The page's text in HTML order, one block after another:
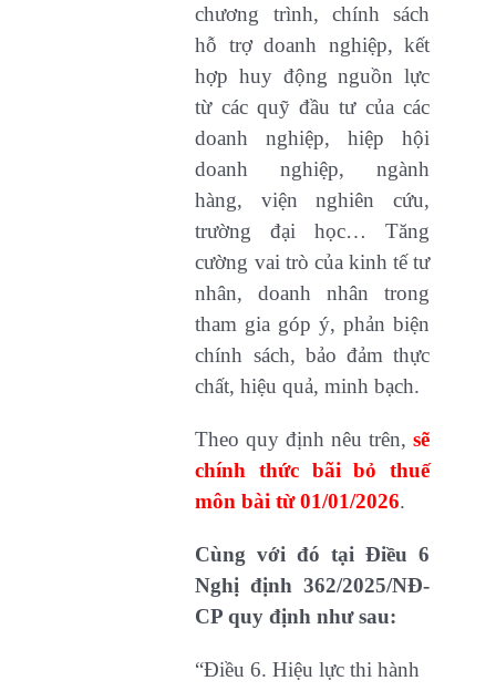
chương trình, chính sách
hỗ trợ doanh nghiệp, kết
hợp huy động nguồn lực
từ các quỹ đầu tư của các
doanh nghiệp, hiệp hội
doanh nghiệp, ngành
hàng, viện nghiên cứu,
trường đại học… Tăng
cường vai trò của kinh tế tư
nhân, doanh nhân trong
tham gia góp ý, phản biện
chính sách, bảo đảm thực
chất, hiệu quả, minh bạch.
Theo quy định nêu trên,sẽ
chính thức bãi bỏ thuế
môn bài từ 01/01/2026.
Cùng với đó tại Điều 6
Nghị định 362/2025/NĐ-
CP quy định như sau:
“Điều 6. Hiệu lực thi hành